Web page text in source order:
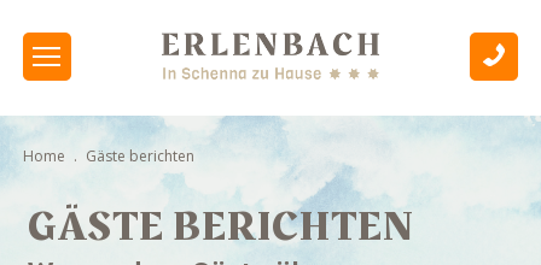
Home . Gäste berichten
GÄSTE BERICHTEN